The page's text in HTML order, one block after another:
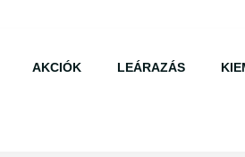
AKCIÓK LEÁRAZÁS